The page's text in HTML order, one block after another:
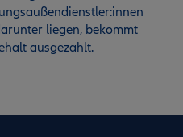
liegen, bekommt
ausgezahlt.